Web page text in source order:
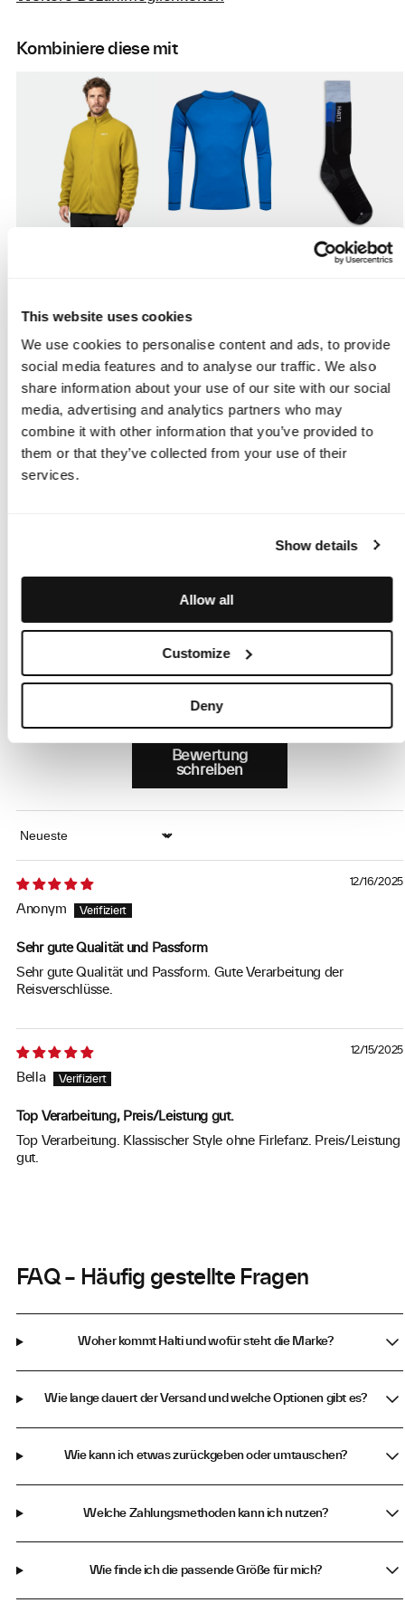
This website uses cookies
We use cookies to personalise content and ads, to provide
social media features and to analyse our traffic. We also
share information about your use of our site with our social
media, advertising and analytics partners who may
combine it with other information that you’ve provided to
them or that they’ve collected from your use of their
services.
Show details
Allow all
Customize
Deny
Kombiniere diese mit
Fit Guide
Lieferung
2
Bewertung
schreiben
Sort by
12/16/2025
Anonym
Sehr gute Qualität und Passform
Sehr gute Qualität und Passform. Gute Verarbeitung der
Reisverschlüsse.
12/15/2025
Bella
Top Verarbeitung, Preis/Leistung gut.
Top Verarbeitung. Klassischer Style ohne Firlefanz. Preis/Leistung
gut.
FAQ – Häufig gestellte Fragen
Woher kommt Halti und wofür steht die Marke?
Wie lange dauert der Versand und welche Optionen gibt es?
Wie kann ich etwas zurückgeben oder umtauschen?
Welche Zahlungsmethoden kann ich nutzen?
Wie finde ich die passende Größe für mich?